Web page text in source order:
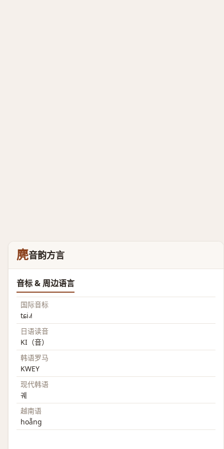
麂音韵方言
音标 & 周边语言
国际音标
tɕi˨˩˦
日语读音
KI（音）
韩语罗马
KWEY
现代韩语
궤
越南语
hoẵng